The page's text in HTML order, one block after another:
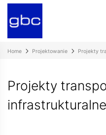
Home Projektowanie Projekty
Projekty
infrastrukturalne